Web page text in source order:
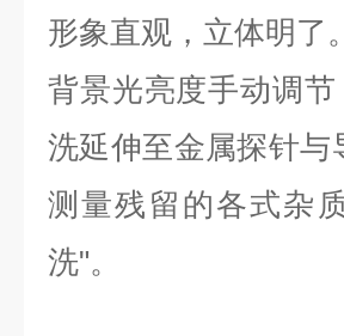
形象直观，立体明了。
背景光亮度手动调
洗延伸至金属探针
测量残留的各式杂
洗"。